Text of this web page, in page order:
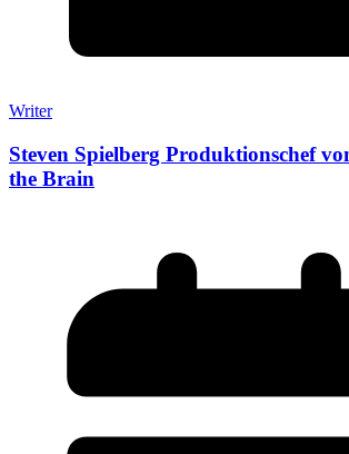
Writer
Steven Spielberg Produktionschef
the Brain